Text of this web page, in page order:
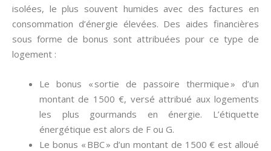
isolées, le plus souvent humides avec des factures en
consommation d’énergie élevées. Des aides financières
sous forme de bonus sont attribuées pour ce type de
logement :
Le bonus « sortie de passoire thermique » d’un
montant de 1500 €, versé attribué aux logements
les plus gourmands en énergie. L’étiquette
énergétique est alors de F ou G.
Le bonus « BBC » d’un montant de 1500 € est alloué